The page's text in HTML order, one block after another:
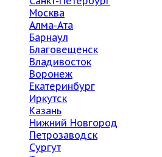
Москва
Алма-Ата
Барнаул
Благовещенск
Владивосток
Воронеж
Екатеринбург
Иркутск
Казань
Нижний Новгород
Петрозаводск
Сургут